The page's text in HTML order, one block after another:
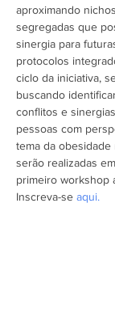
aproximando
segregadas que
sinergia para
protocolos
ciclo da iniciativa,
buscando
conflitos e
pessoas com
tema da obesidade
serão realizadas
primeiro workshop
Inscreva-se aqui.